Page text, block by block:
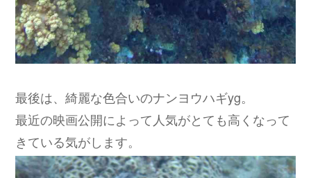
最後は、綺麗な色合いのナンヨウハギyg。
最近の映画公開によって人気がとても高くなって
きている気がします。